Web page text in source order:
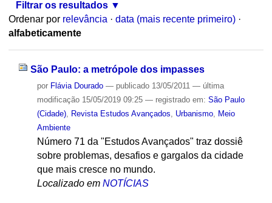
Filtrar os resultados
Ordenar por relevância · data (mais recente primeiro) ·
alfabeticamente
São Paulo: a metrópole dos impasses
por Flávia Dourado — publicado13/05/2011 — última
modificação15/05/2019 09:25 — registrado em: São Paulo
(Cidade), Revista Estudos Avançados Urbanismo,
Meio
Ambiente
Número 71 da "Estudos Avançados" traz dossiê
sobre problemas, desafios e gargalos da cidade
que mais cresce no mundo.
Localizado em NOTÍCIAS